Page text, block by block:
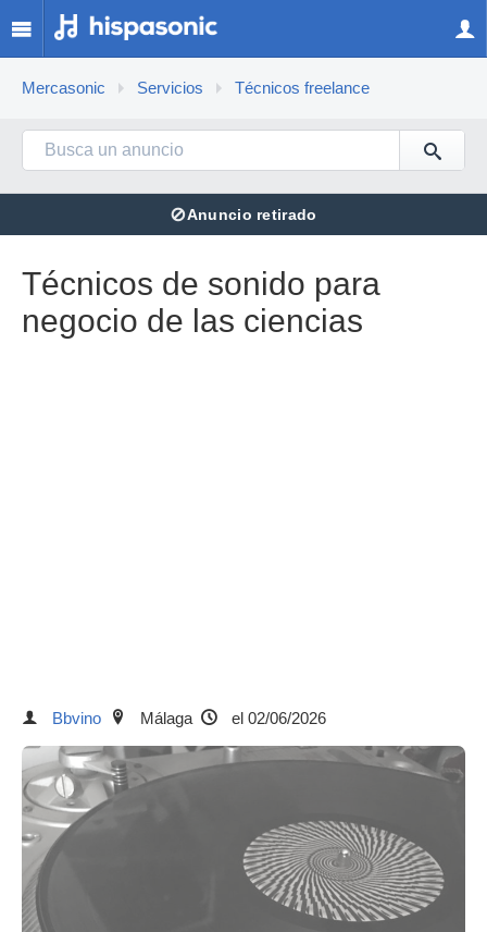
Mercasonic Servicios Técnicos freelance
⊘Anuncio retirado
Técnicos de sonido para
negocio de las ciencias
Bbvino Málaga el 02/06/2026